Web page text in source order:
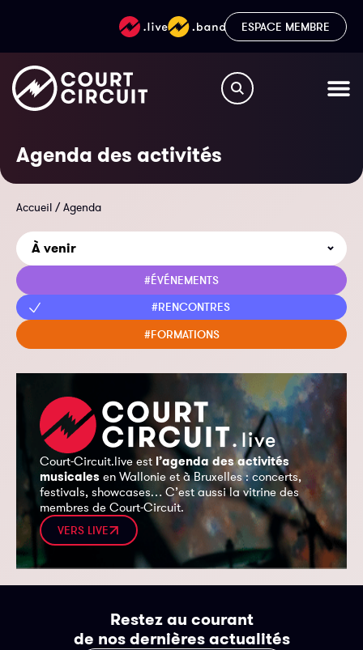
ESPACE MEMBRE
Agenda des activités
Accueil /Agenda
#ÉVÉNEMENTS
#RENCONTRES
#FORMATIONS
Court-Circuit.live est l’agenda des activités
musicales en Wallonie et à Bruxelles : concerts,
festivals, showcases… C’est aussi la vitrine des
membres de Court-Circuit.
VERS LIVE
Restez au courant
de nos dernières actualités